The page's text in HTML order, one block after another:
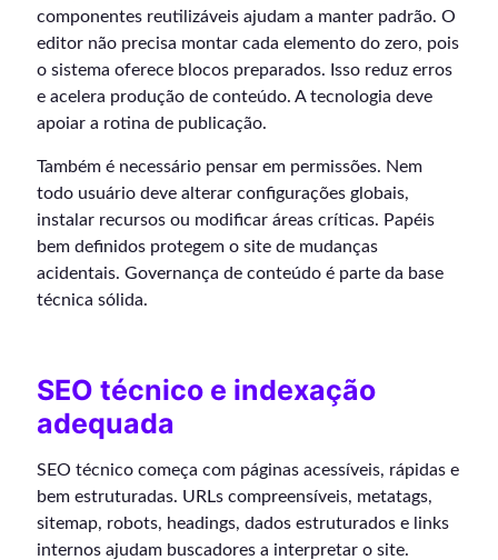
componentes reutilizáveis ajudam a manter padrão. O
editor não precisa montar cada elemento do zero, pois
o sistema oferece blocos preparados. Isso reduz erros
e acelera produção de conteúdo. A tecnologia deve
apoiar a rotina de publicação.
Também é necessário pensar em permissões. Nem
todo usuário deve alterar configurações globais,
instalar recursos ou modificar áreas críticas. Papéis
bem definidos protegem o site de mudanças
acidentais. Governança de conteúdo é parte da base
técnica sólida.
SEO técnico e indexação
adequada
SEO técnico começa com páginas acessíveis, rápidas e
bem estruturadas. URLs compreensíveis, metatags,
sitemap, robots, headings, dados estruturados e links
internos ajudam buscadores a interpretar o site.